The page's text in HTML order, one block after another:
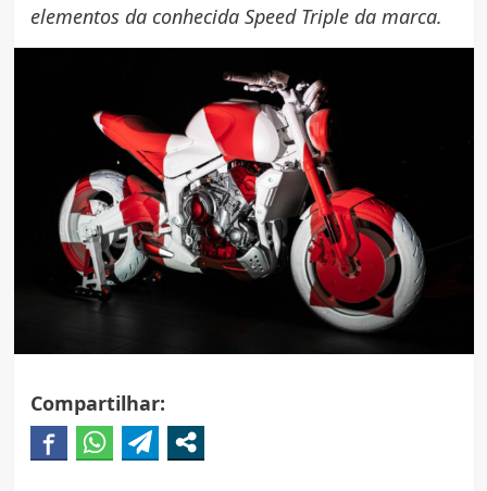
elementos da conhecida Speed Triple da marca.
Compartilhar: